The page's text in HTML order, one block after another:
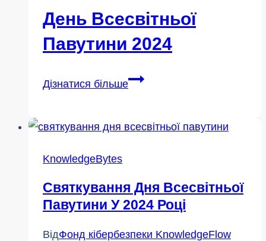
День Всесвітньої
Павутини 2024
Дізнатися більшеДень
2024
KnowledgeBytes
Святкування Дня Всесвітньої
Павутини У 2024 Році
ВідФонд кібербезпеки KnowledgeFlow